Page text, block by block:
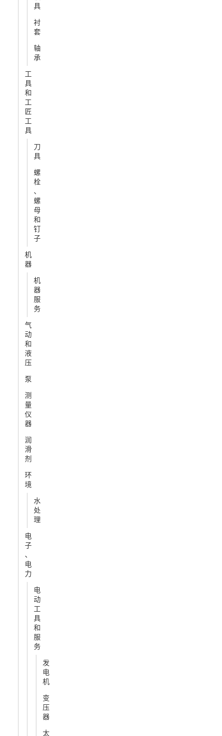
具
衬
套
轴
承
工
具
和
工
匠
工
具
刀
具
螺
栓
、
螺
母
和
钉
子
机
器
机
器
服
务
气
动
和
液
压
泵
测
量
仪
器
润
滑
剂
环
境
水
处
理
电
子
、
电
力
电
动
工
具
和
服
务
发
电
机
变
压
器
太